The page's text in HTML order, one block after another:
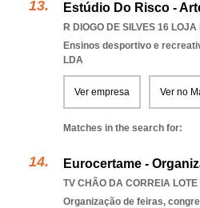
Estúdio Do Risco -
R DIOGO DE SILVES 16
Ensinos desportivo e
LDA
Ver empresa Ver no
Matches in the search for:
Eurocertame -
TV CHÃO DA CORREIA
Organização de feiras,